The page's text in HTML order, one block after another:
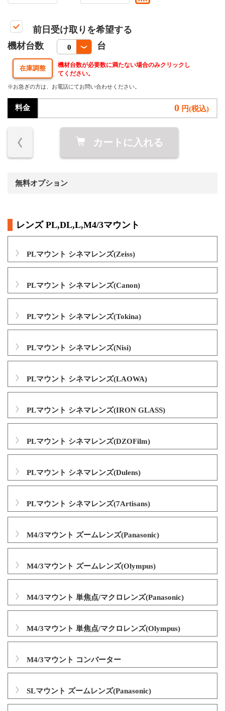
前日受け取りを希望する
機材台数
台
機材台数が必要数に満たない場合のみクリックし
てください。
※お急ぎの方は、お電話にてお問い合わせください。
料金 0 円(税込)
カートに入れる
無料オプション
レンズ PL,DL,L,M4/3マウント
PLマウント シネマレンズ(Zeiss)
PLマウント シネマレンズ(Canon)
PLマウント シネマレンズ(Tokina)
PLマウント シネマレンズ(Nisi)
PLマウント シネマレンズ(LAOWA)
PLマウント シネマレンズ(IRON GLASS)
PLマウント シネマレンズ(DZOFilm)
PLマウント シネマレンズ(Dulens)
PLマウント シネマレンズ(7Artisans)
M4/3マウント ズームレンズ(Panasonic)
M4/3マウント ズームレンズ(Olympus)
M4/3マウント 単焦点/マクロレンズ(Panasonic)
M4/3マウント 単焦点/マクロレンズ(Olympus)
M4/3マウント コンバーター
SLマウント ズームレンズ(Panasonic)